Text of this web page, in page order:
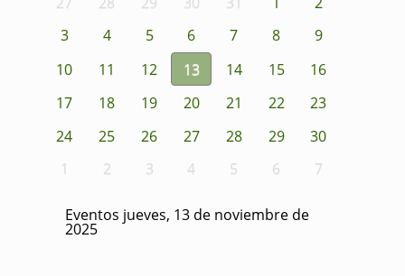
3
4 5 6 7 8
9
10
11 12 13 14 15
16
17
18 19 20 21 22
23
24
25 26 27 28 29
30
1
2 3 4 5 6 7
Eventos jueves, 13 de noviembre de
2025